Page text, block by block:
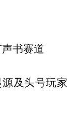
书赛道
及头号玩家